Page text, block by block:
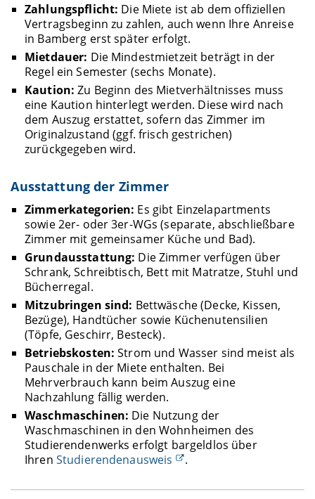
Zahlungspflicht: Die Miete ist ab dem offiziellen
Vertragsbeginn zu zahlen, auch wenn Ihre Anreise
in Bamberg erst später erfolgt.
Mietdauer: Die Mindestmietzeit beträgt in der
Regel ein Semester (sechs Monate).
Kaution: Zu Beginn des Mietverhältnisses muss
eine Kaution hinterlegt werden. Diese wird nach
dem Auszug erstattet, sofern das Zimmer im
Originalzustand (ggf. frisch gestrichen)
zurückgegeben wird.
Ausstattung der Zimmer
Zimmerkategorien: Es gibt Einzelapartments
sowie 2er- oder 3er-WGs (separate, abschließbare
Zimmer mit gemeinsamer Küche und Bad).
Grundausstattung: Die Zimmer verfügen über
Schrank, Schreibtisch, Bett mit Matratze, Stuhl und
Bücherregal.
Mitzubringen sind: Bettwäsche (Decke, Kissen,
Bezüge), Handtücher sowie Küchenutensilien
(Töpfe, Geschirr, Besteck).
Betriebskosten: Strom und Wasser sind meist als
Pauschale in der Miete enthalten. Bei
Mehrverbrauch kann beim Auszug eine
Nachzahlung fällig werden.
Waschmaschinen: Die Nutzung der
Waschmaschinen in den Wohnheimen des
Studierendenwerks erfolgt bargeldlos über
Ihren Studierendenausweis .